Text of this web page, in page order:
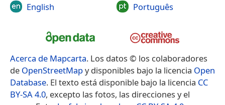
English
Português
Acerca de Mapcarta. Los datos © los colaboradores
de OpenStreetMapy disponibles bajo la licencia Open
Database. El texto está disponible bajo la licencia CC
BY-SA 4.0, excepto las fotos, las direcciones y el